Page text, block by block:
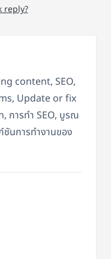
reply?
content, SEO,
Update or fix
การทำ SEO, บูรณ
นการทำงานของ